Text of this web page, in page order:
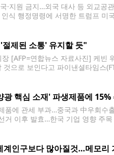
·지원 금지…외국 대사 등 외교공
식 행정명령에 서명한 트럼프 미
제된 소통' 유지할 듯"
[AFP=연합뉴스 자료사진] 케빈
것으로 보인다고 파이낸셜타임스
광 핵심 소재' 파생제품에 15%
품에 관세 부과…중국과 中우회수
거 이후 발효…한국 기업 영향 주
계인구보다 많아질것…메모리